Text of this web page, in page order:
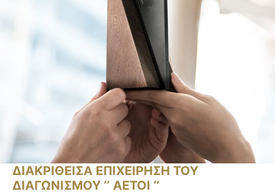
ΔΙΑΚΡΙΘΕΙΣΑ ΕΠΙΧΕΙΡΗΣΗ ΤΟΥ
ΔΙΑΓΩΝΙΣΜΟΥ ‘’ ΑΕΤΟΙ ‘’